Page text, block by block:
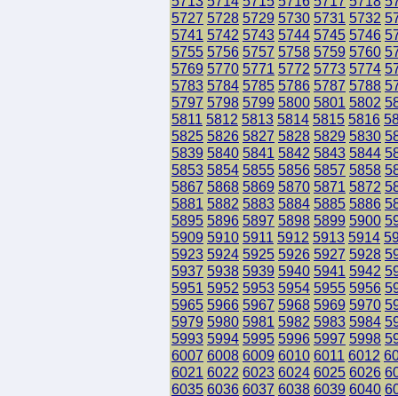
5727 5728 5729 5730 5731 5732
5741 5742 5743 5744 5745 5746
5755 5756 5757 5758 5759 5760
5769 5770 5771 5772 5773 5774
5783 5784 5785 5786 5787 5788
5797 5798 5799 5800 5801 5802
5811 5812 5813 5814 5815 5816
5825 5826 5827 5828 5829 5830
5839 5840 5841 5842 5843 5844
5853 5854 5855 5856 5857 5858
5867 5868 5869 5870 5871 5872
5881 5882 5883 5884 5885 5886
5895 5896 5897 5898 5899 5900
5909 5910 5911 5912 5913 5914
5923 5924 5925 5926 5927 5928
5937 5938 5939 5940 5941 5942
5951 5952 5953 5954 5955 5956
5965 5966 5967 5968 5969 5970
5979 5980 5981 5982 5983 5984
5993 5994 5995 5996 5997 5998
6007 6008 6009 6010 6011 6012
6021 6022 6023 6024 6025 6026
6035 6036 6037 6038 6039 6040